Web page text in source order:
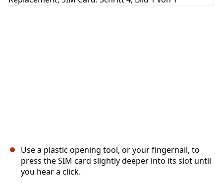
Use a plastic opening tool, or your fingernail, to
press the SIM card slightly deeper into its slot until
you hear a click.